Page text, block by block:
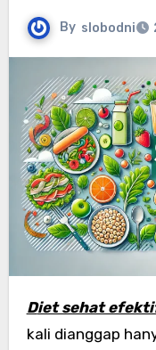
By slobodni
Diet sehat
kali dianggap